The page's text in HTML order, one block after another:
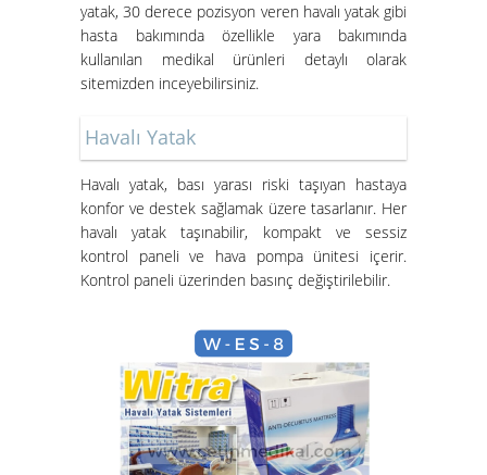
İzmir Konak Hasta Yatağı
Kurulumları Devam Ediyor
Hasta Karyolası ve Havalı Yatak
Nasıl Kurulur?
Hasta Karyolası Güzelbahçe
yatak, 30 derece pozisyon veren havalı yatak gibi
hasta bakımında özellikle yara bakımında
kullanılan medikal ürünleri detaylı olarak
sitemizden inceyebilirsiniz.
Havalı Yatak
Havalı yatak, bası yarası riski taşıyan hastaya
konfor ve destek sağlamak üzere tasarlanır. Her
havalı yatak taşınabilir, kompakt ve sessiz
kontrol paneli ve hava pompa ünitesi içerir.
Kontrol paneli üzerinden basınç değiştirilebilir.